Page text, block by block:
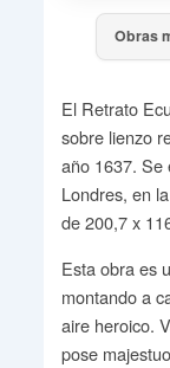
Obras
El Retrato
sobre lienzo
año 1637. Se
Londres, en
de 200,7 x
Esta obra es
montando a
aire heroico.
pose